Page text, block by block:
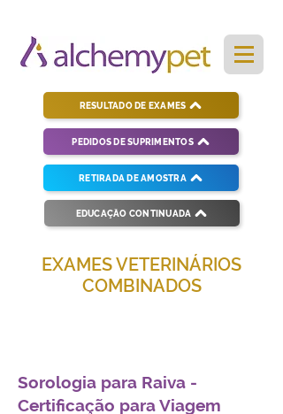
PEDIDOS DE SUPRIMENTOS
RESULTADO DE EXAMES
RETIRADA DE AMOSTRA
EDUCAÇÃO CONTINUADA
EXAMES VETERINÁRIOS
COMBINADOS
Sorologia para Raiva -
Certificação para Viagem